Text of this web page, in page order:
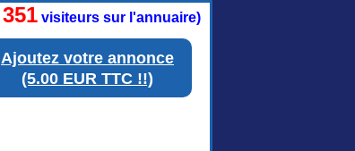
Ajoutez votre annonce
(5.00 EUR TTC !!)
351 visiteurs sur l'annuaire)